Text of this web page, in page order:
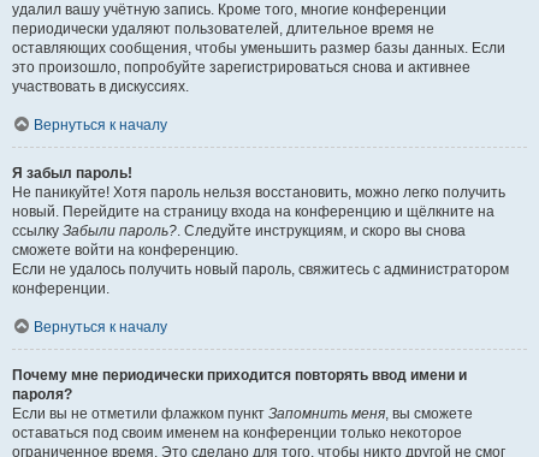
удалил вашу учётную запись. Кроме того, многие конференции
периодически удаляют пользователей, длительное время не
оставляющих сообщения, чтобы уменьшить размер базы данных. Если
это произошло, попробуйте зарегистрироваться снова и активнее
участвовать в дискуссиях.
Вернуться к началу
Я забыл пароль!
Не паникуйте! Хотя пароль нельзя восстановить, можно легко получить
новый. Перейдите на страницу входа на конференцию и щёлкните на
ссылку Забыли пароль?. Следуйте инструкциям, и скоро вы снова
сможете войти на конференцию.
Если не удалось получить новый пароль, свяжитесь с администратором
конференции.
Вернуться к началу
Почему мне периодически приходится повторять ввод имени и
пароля?
Если вы не отметили флажком пункт Запомнить меня, вы сможете
оставаться под своим именем на конференции только некоторое
ограниченное время. Это сделано для того, чтобы никто другой не смог